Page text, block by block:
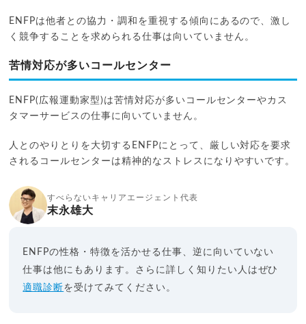
ENFPは他者との協力・調和を重視する傾向にあるので、激し
く競争することを求められる仕事は向いていません。
苦情対応が多いコールセンター
ENFP(広報運動家型)は苦情対応が多いコールセンターやカス
タマーサービスの仕事に向いていません。
人とのやりとりを大切するENFPにとって、厳しい対応を要求
されるコールセンターは精神的なストレスになりやすいです。
すべらないキャリアエージェント代表
末永雄大
ENFPの性格・特徴を活かせる仕事、逆に向いていない
仕事は他にもあります。さらに詳しく知りたい人はぜひ
適職診断を受けてみてください。